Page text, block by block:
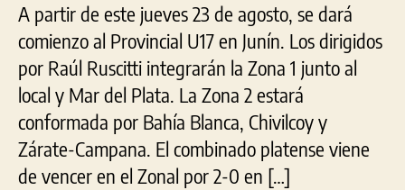
al
Provincial
U17
A partir de este jueves 23 de agosto, se dará
comienzo al Provincial U17 en Junín. Los dirigidos
por Raúl Ruscitti integrarán la Zona 1 junto al
local y Mar del Plata. La Zona 2 estará
conformada por Bahía Blanca, Chivilcoy y
Zárate-Campana. El combinado platense viene
de vencer en el Zonal por 2-0 en […]